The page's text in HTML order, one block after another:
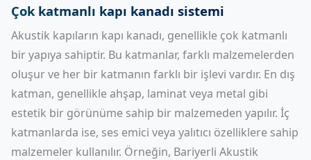
Çok katmanlı kapı kanadı sistemi
Akustik kapıların kapı kanadı, genellikle çok katmanlı
bir yapıya sahiptir. Bu katmanlar, farklı malzemelerden
oluşur ve her bir katmanın farklı bir işlevi vardır. En dış
katman, genellikle ahşap, laminat veya metal gibi
estetik bir görünüme sahip bir malzemeden yapılır. İç
katmanlarda ise, ses emici veya yalıtıcı özelliklere sahip
malzemeler kullanılır. Örneğin, Bariyerli Akustik